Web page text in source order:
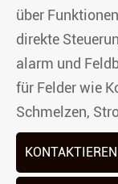
über
direkte
alarm und
für Felder wie
Schmelzen,